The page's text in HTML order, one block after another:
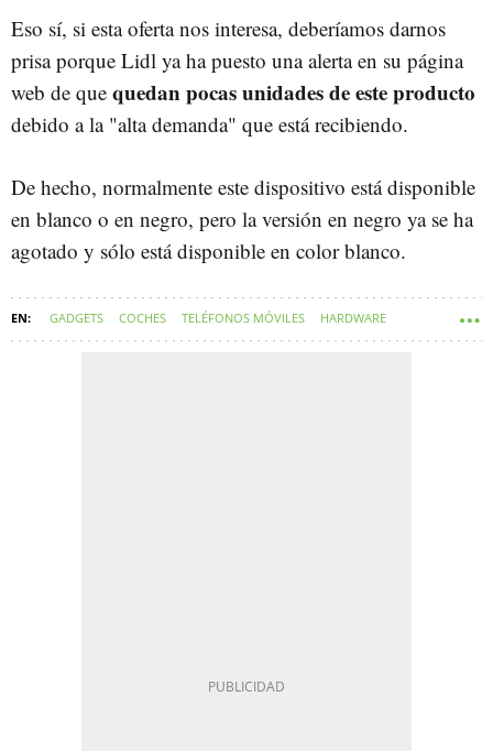
Eso sí, si esta oferta nos interesa, deberíamos darnos
prisa porque Lidl ya ha puesto una alerta en su página
web de que quedan pocas unidades de este producto
debido a la "alta demanda" que está recibiendo.
De hecho, normalmente este dispositivo está disponible
en blanco o en negro, pero la versión en negro ya se ha
agotado y sólo está disponible en color blanco.
GADGETS COCHES TELÉFONOS MÓVILES HARDWARE